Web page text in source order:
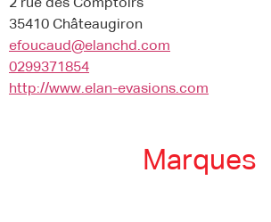
2 rue des Comptoirs
35410 Châteaugiron
efoucaud@elanchd.com
0299371854
http://www.elan-evasions.com
Marques